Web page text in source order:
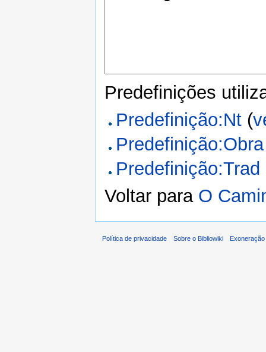
Predefinições
Predefinição:Nt (
Predefinição:Obra
Predefinição:Trad
Voltar para O
Política de privacidade Sobre o Bibliowiki